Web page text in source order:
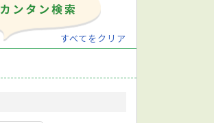
すべてをクリア